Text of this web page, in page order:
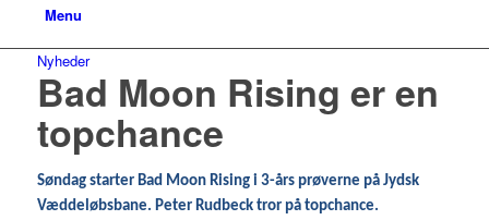
Menu
Nyheder
Bad Moon Rising er en
topchance
Søndag starter Bad Moon Rising i 3-års prøverne på Jydsk
Væddeløbsbane. Peter Rudbeck tror på topchance.